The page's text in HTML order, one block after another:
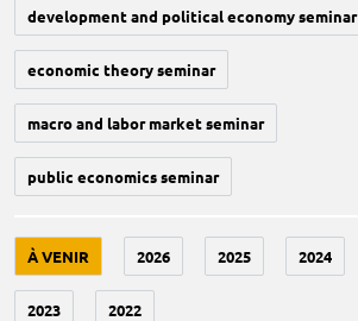
development and political economy seminar
economic theory seminar
macro and labor market seminar
public economics seminar
À VENIR 2026 2025 2024
2023 2022